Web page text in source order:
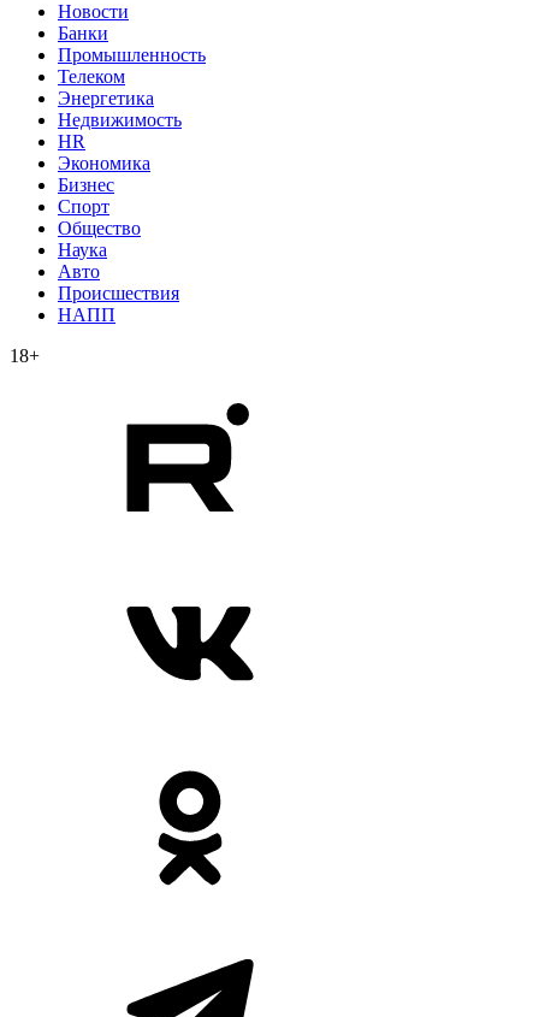
Новости
Банки
Промышленность
Телеком
Энергетика
Недвижимость
HR
Экономика
Бизнес
Спорт
Общество
Наука
Авто
Происшествия
НАПП
18+